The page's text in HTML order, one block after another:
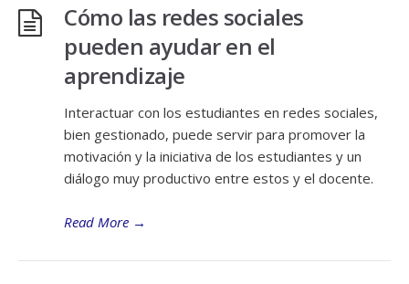
Cómo las redes sociales
pueden ayudar en el
aprendizaje
Interactuar con los estudiantes en redes sociales,
bien gestionado, puede servir para promover la
motivación y la iniciativa de los estudiantes y un
diálogo muy productivo entre estos y el docente.
Read More →